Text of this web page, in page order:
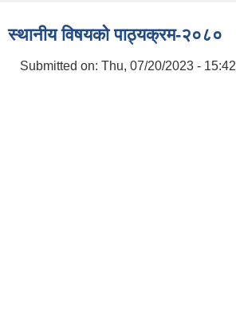
स्थानीय विषयको पाठ्यक्रम-२०८०
Submitted on: Thu, 07/20/2023 - 15:42